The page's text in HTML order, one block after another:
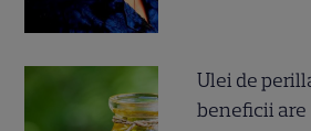
Ulei de
beneficii are